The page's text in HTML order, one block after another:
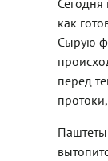
как
Сырую
перед